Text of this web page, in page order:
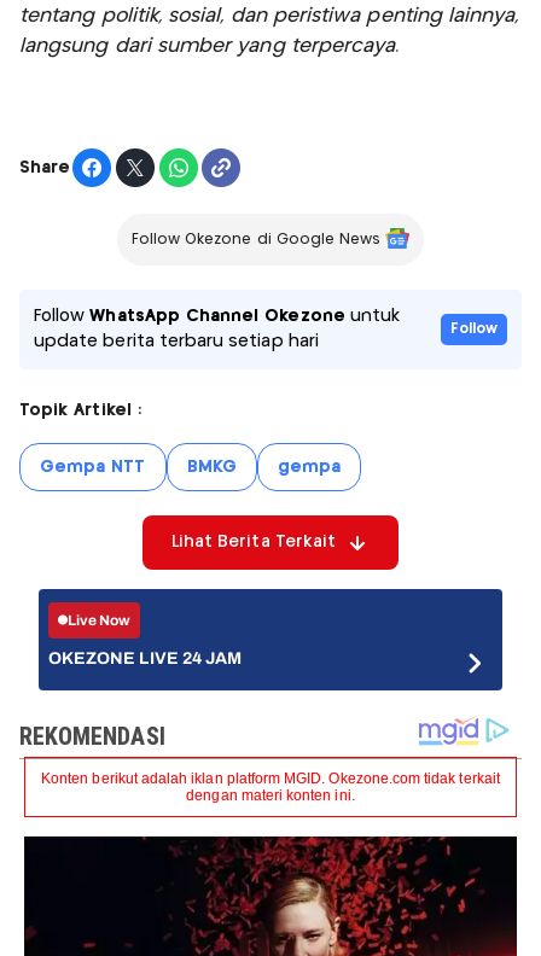
tentang politik, sosial, dan peristiwa penting lainnya,
langsung dari sumber yang terpercaya.
Share
Follow Okezone di Google News
FollowWhatsApp Channel Okezone untuk
update berita terbaru setiap hari
Follow
Topik Artikel :
Gempa NTT BMKG gempa
Lihat Berita Terkait
Live Now
OKEZONE LIVE 24 JAM